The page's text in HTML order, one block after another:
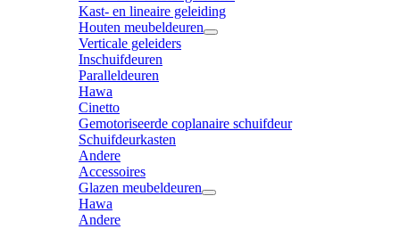
Kast- en lineaire geleiding
Houten meubeldeuren
Verticale geleiders
Inschuifdeuren
Paralleldeuren
Hawa
Cinetto
Gemotoriseerde coplanaire schuifdeur
Schuifdeurkasten
Andere
Accessoires
Glazen meubeldeuren
Hawa
Andere